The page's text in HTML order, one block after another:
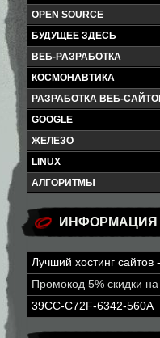
OPEN SOURCE
БУДУЩЕЕ ЗДЕСЬ
ВЕБ-РАЗРАБОТКА
КОСМОНАВТИКА
РАЗРАБОТКА ВЕБ-
GOOGLE
ЖЕЛЕЗО
LINUX
АЛГОРИТМЫ
ИНФОРМАЦИЯ
Лучший хостинг сайтов
Промокод 5% скидки на
39CC-C72F-6342-560A